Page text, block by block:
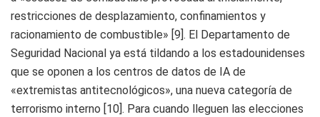
restricciones de desplazamiento, confinamientos y
racionamiento de combustible» [9]. El Departamento de
Seguridad Nacional ya está tildando a los estadounidenses
que se oponen a los centros de datos de IA de
«extremistas antitecnológicos», una nueva categoría de
terrorismo interno [10]. Para cuando lleguen las elecciones